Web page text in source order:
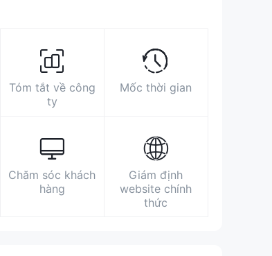
https://www.facebook.com/hungsing4128/
Tóm tắt về công
ty
Mốc thời gian
Chăm sóc khách
hàng
Giám định
website chính
thức